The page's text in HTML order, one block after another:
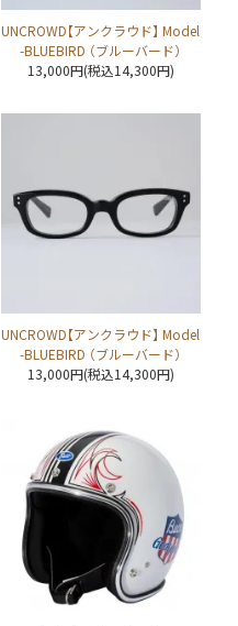
UNCROWD【アンクラウド】 Model
-BLUEBIRD （ブルーバード）
13,000円(税込14,300円)
UNCROWD【アンクラウド】 Model
-BLUEBIRD （ブルーバード）
13,000円(税込14,300円)